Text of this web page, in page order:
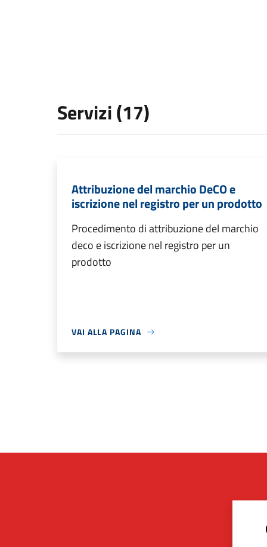
Servizi (17)
Attribuzione del marchio DeCO e
iscrizione nel registro per un prodotto
Procedimento di attribuzione del marchio
deco e iscrizione nel registro per un
prodotto
VAI ALLA PAGINA